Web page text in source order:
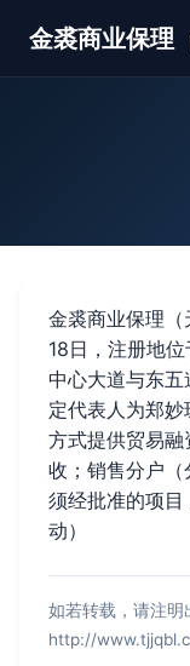
金裘商业保理
金裘商业保理
18日，注册地位
中心大道与东
定代表人为郑
方式提供贸易
收；销售分户
须经批准的项
动）
如若转载，请注明
http://